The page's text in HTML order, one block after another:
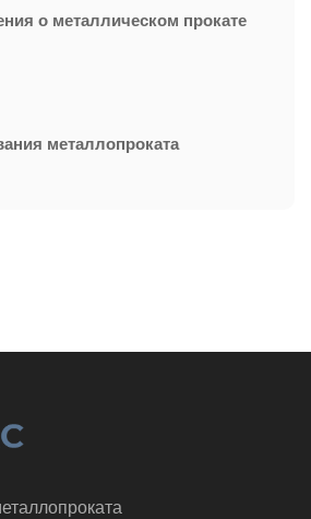
о металлическом прокате
металлопроката